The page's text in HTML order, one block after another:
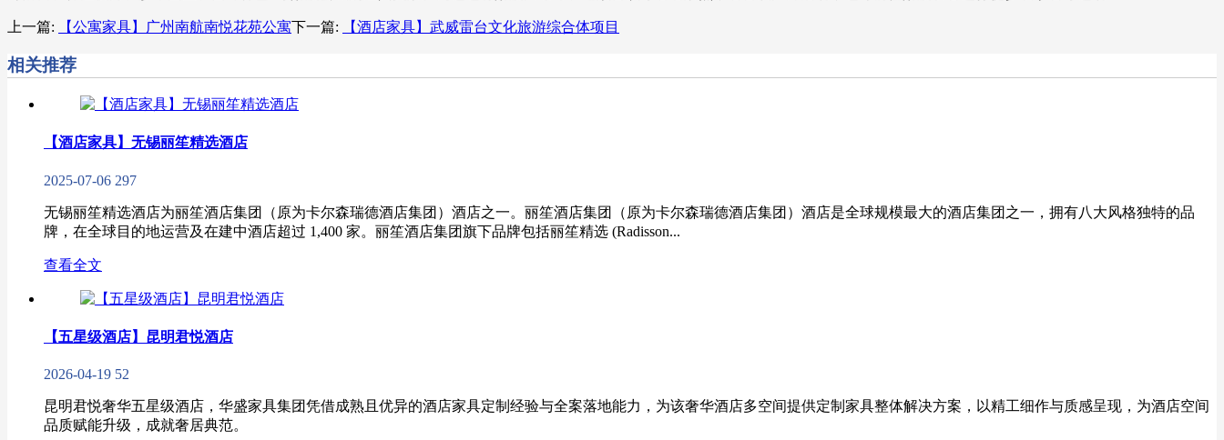
上一篇: 【公寓家具】广州南航南悦花苑公寓下一篇: 【酒店家具】武威雷台文化旅游综合体项目
相关推荐
【酒店家具】无锡丽笙精选酒店
2025-07-06 297
无锡丽笙精选酒店为丽笙酒店集团（原为卡尔森瑞德酒店集团）酒店之一。丽笙酒店集团（原为卡尔森瑞德酒店集团）酒店是全球规模最大的酒店集团之一，拥有八大风格独特的品
牌，在全球目的地运营及在建中酒店超过 1,400 家。丽笙酒店集团旗下品牌包括丽笙精选 (Radisson...
查看全文
【五星级酒店】昆明君悦酒店
2026-04-19 52
昆明君悦奢华五星级酒店，华盛家具集团凭借成熟且优异的酒店家具定制经验与全案落地能力，为该奢华酒店多空间提供定制家具整体解决方案，以精工细作与质感呈现，为酒店空间
品质赋能升级，成就奢居典范。